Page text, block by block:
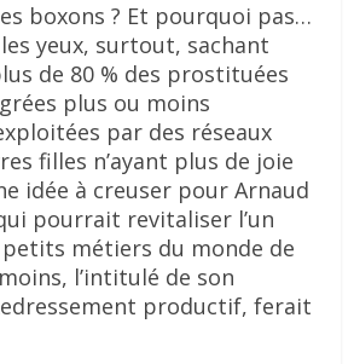
boxons ? Et pourquoi pas…
yeux, surtout, sachant
de 80 % des prostituées
plus ou moins
par des réseaux
filles n’ayant plus de joie
idée à creuser pour Arnaud
pourrait revitaliser l’un
métiers du monde de
l’intitulé de son
productif, ferait